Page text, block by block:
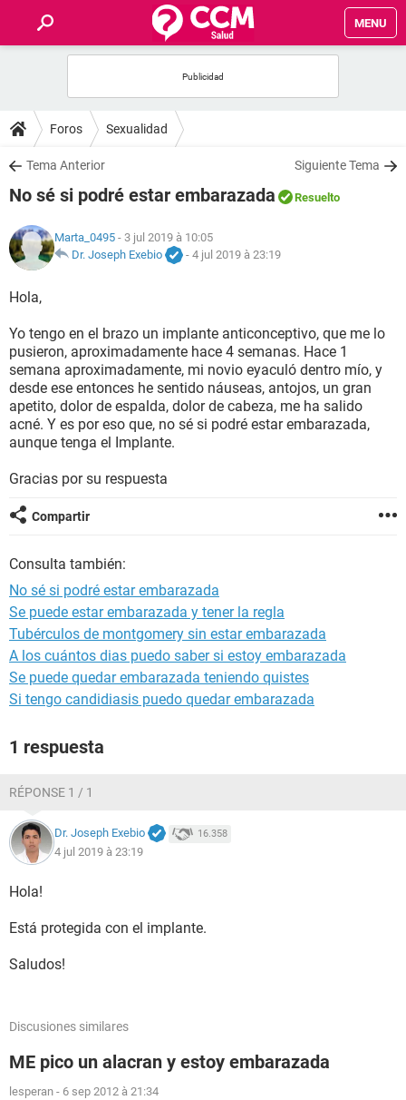
MENU
FORUMS
SALUD
NUTRICIÓN
BIENESTAR
SEXUALIDAD
GLOSARIO
Foros Sexualidad
Tema Anterior Siguiente Tema
No sé si podré estar embarazada Resuelto
Marta_0495 - 3 jul 2019 à 10:05
Dr. Joseph Exebio
- 4 jul 2019 à 23:19
Hola,
Yo tengo en el brazo un implante anticonceptivo, que me lo
pusieron, aproximadamente hace 4 semanas. Hace 1
semana aproximadamente, mi novio eyaculó dentro mío, y
desde ese entonces he sentido náuseas, antojos, un gran
apetito, dolor de espalda, dolor de cabeza, me ha salido
acné. Y es por eso que, no sé si podré estar embarazada,
aunque tenga el Implante.
Gracias por su respuesta
Compartir
Consulta también:
No sé si podré estar embarazada
Se puede estar embarazada y tener la regla
Tubérculos de montgomery sin estar embarazada
A los cuántos dias puedo saber si estoy embarazada
Se puede quedar embarazada teniendo quistes
Si tengo candidiasis puedo quedar embarazada
1 respuesta
RÉPONSE 1 / 1
Dr. Joseph Exebio 16.358
4 jul 2019 à 23:19
Hola!
Está protegida con el implante.
Saludos!
Discusiones similares
ME pico un alacran y estoy embarazada
lesperan - 6 sep 2012 à 21:34